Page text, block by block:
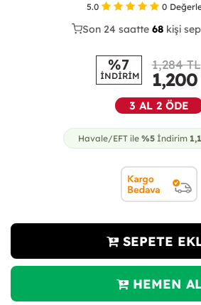
5.0 0
42
Son 24 saatte 68 kişi
24
%7
İNDİRİM
1,284 TL
1,200
3 AL 2 ÖDE
Havale/EFT ile %5 İndirim
SEPETE
HEMEN